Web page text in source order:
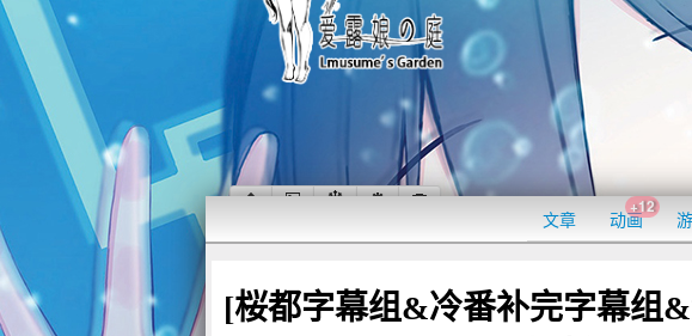
文章 动画
+12
[桜都字幕组&冷番补完字幕组